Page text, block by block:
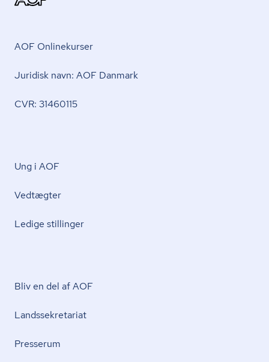
AOF Onlinekurser
Juridisk navn: AOF Danmark
CVR: 31460115
Ung i AOF
Vedtægter
Ledige stillinger
Bliv en del af AOF
Lands­se­kre­ta­ri­at
Presserum